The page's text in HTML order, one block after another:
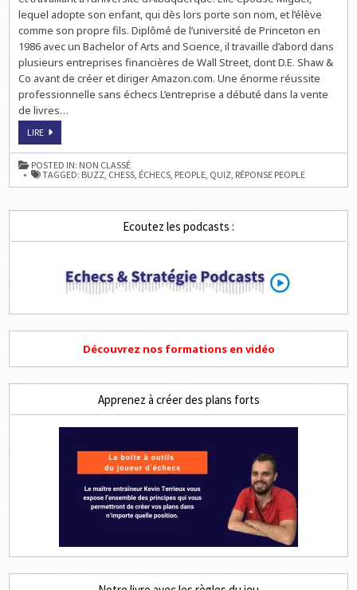
lequel adopte son enfant, qui dès lors porte son nom, et l’élève
comme son propre fils. Diplômé de l’université de Princeton en
1986 avec un Bachelor of Arts and Science, il travaille d’abord dans
plusieurs entreprises financières de Wall Street, dont D.E. Shaw &
Co avant de créer et diriger Amazon.com. Une énorme réussite
professionnelle sans échecs L’entreprise a débuté dans la vente
de livres…
LIREQUIZ
LE
PDG
D’AMAZON
JEFF
BEZOS
AUX
POSTED IN: NON CLASSÉ
TAGGED: BUZZ, CHESS, ÉCHECS, PEOPLE, QUIZ, RÉPONSE PEOPLE
Ecoutez les podcasts :
Découvrez nos formations en vidéo
Apprenez à créer des plans forts